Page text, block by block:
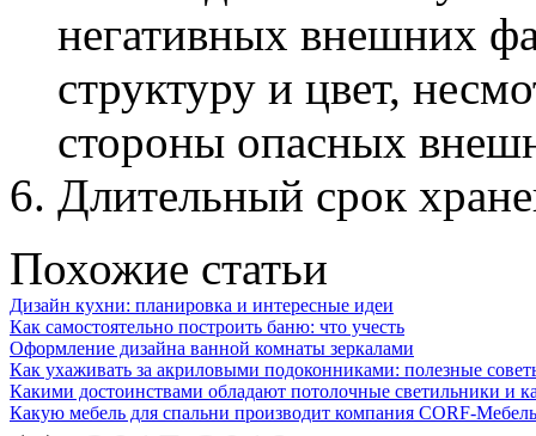
негативных внешних
структуру и цвет,
стороны опасных
Длительный срок
Похожие статьи
Дизайн кухни: планировка и интересные идеи
Как самостоятельно построить баню: что учесть
Оформление дизайна ванной комнаты зеркалами
Как ухаживать за акриловыми подоконниками: полезные
Какими достоинствами обладают потолочные светильники и
Какую мебель для спальни производит компания CORF-